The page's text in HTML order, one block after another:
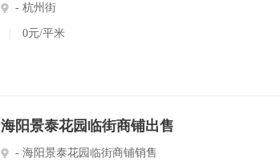
- 杭州街
0元/平米
海阳景泰花园临街商铺出售
- 海阳景泰花园临街商铺销售